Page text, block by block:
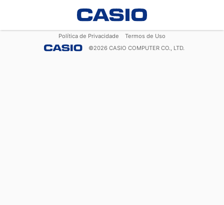
Política de Privacidade
Termos de Uso
©2026 CASIO COMPUTER CO., LTD.